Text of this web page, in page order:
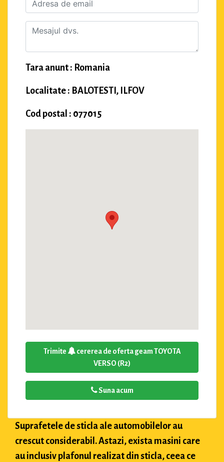
Tara anunt : Romania
Localitate : BALOTESTI, ILFOV
Cod postal : 077015
Trimite
cererea de oferta geam TOYOTA
VERSO (R2)
Suna acum
Suprafetele de sticla ale automobilelor au
crescut considerabil. Astazi, exista masini care
au inclusiv plafonul realizat din sticla, ceea ce